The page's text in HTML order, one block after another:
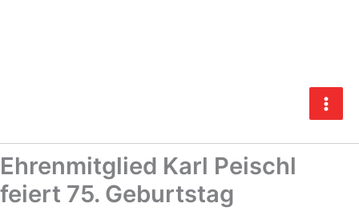
Ehrenmitglied Karl Peischl
feiert 75. Geburtstag